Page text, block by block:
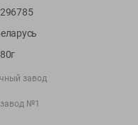
-13
5.99
Яйца перепелиные
копченые
Молодецкие
Местное известное
20 шт упак
завод
№1